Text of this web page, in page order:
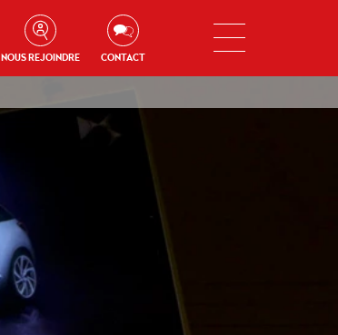
NOUS REJOINDRE CONTACT